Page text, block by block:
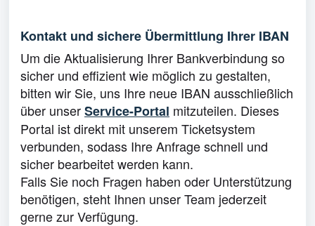
Kontakt und sichere Übermittlung Ihrer IBAN
Um die Aktualisierung Ihrer Bankverbindung so
sicher und effizient wie möglich zu gestalten,
bitten wir Sie, uns Ihre neue IBAN ausschließlich
über unserService-Portal mitzuteilen. Dieses
Portal ist direkt mit unserem Ticketsystem
verbunden, sodass Ihre Anfrage schnell und
sicher bearbeitet werden kann.
Falls Sie noch Fragen haben oder Unterstützung
benötigen, steht Ihnen unser Team jederzeit
gerne zur Verfügung.